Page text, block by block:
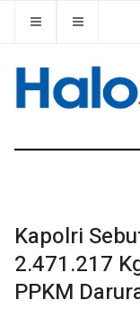
Kapolri
2.471.217
PPKM